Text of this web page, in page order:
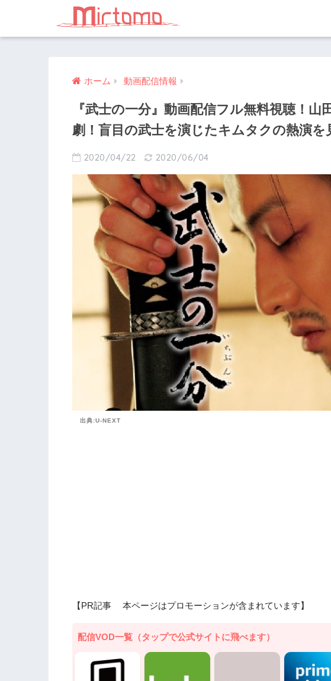
ホーム 動画配信情報
『武士の一分』動画配信フル無料視聴！山
劇！盲目の武士を演じたキムタクの熱演を
2020/04/22 2020/06/04
出典:U-NEXT
【PR記事 本ページはプロモーションが含まれています】
配信VOD一覧（タップで公式サイトに飛べます）